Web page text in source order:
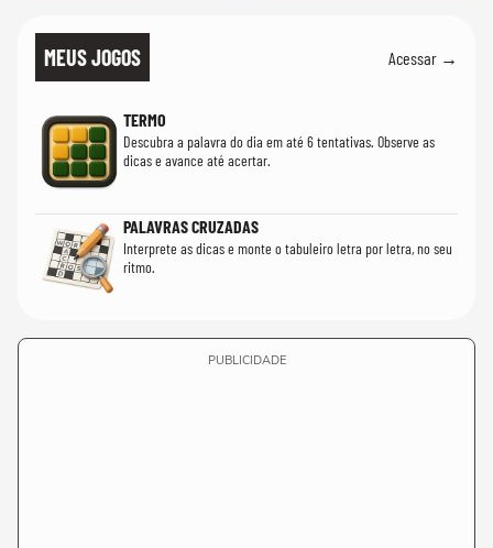
MEUS JOGOS Acessar →
TERMO
Descubra a palavra do dia em até 6 tentativas. Observe as
dicas e avance até acertar.
PALAVRAS CRUZADAS
Interprete as dicas e monte o tabuleiro letra por letra, no seu
ritmo.
PUBLICIDADE